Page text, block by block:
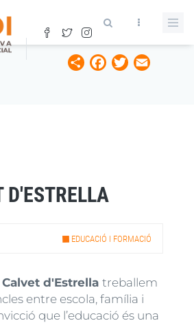
ShareFacebook
Twitter
D'ESTRELLA
EDUCACIÓ I FORMACIÓ
d'Estrella treballem
entre escola, família i
que l’educació és una